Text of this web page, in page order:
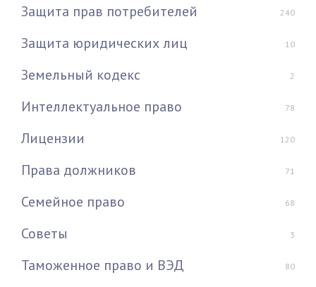
Защита прав потребителей 240
Защита юридических лиц 10
Земельный кодекс 2
Интеллектуальное право 78
Лицензии 120
Права должников 71
Семейное право 68
Советы 3
Таможенное право и ВЭД 80